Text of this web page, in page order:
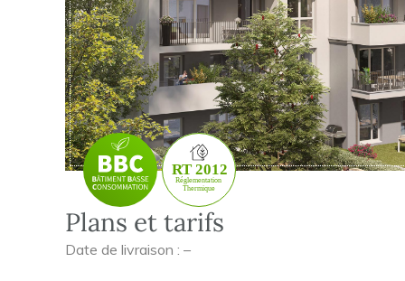
Plans et tarifs
Date de livraison : –